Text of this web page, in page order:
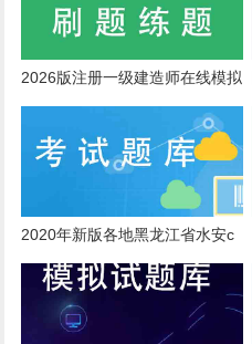
2026版注册一级建造师在线模拟
2020年新版各地黑龙江省水安c
证在线考试模拟题库